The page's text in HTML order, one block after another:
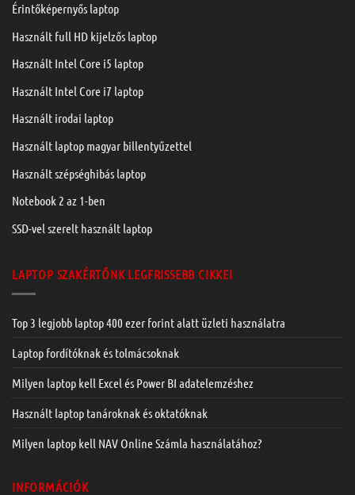
Érintőképernyős laptop
Használt full HD kijelzős laptop
Használt Intel Core i5 laptop
Használt Intel Core i7 laptop
Használt irodai laptop
Használt laptop magyar billentyűzettel
Használt szépséghibás laptop
Notebook 2 az 1-ben
SSD-vel szerelt használt laptop
LAPTOP SZAKÉRTŐNK LEGFRISSEBB CIKKEI
Top 3 legjobb laptop 400 ezer forint alatt üzleti használatra
Laptop fordítóknak és tolmácsoknak
Milyen laptop kell Excel és Power BI adatelemzéshez
Használt laptop tanároknak és oktatóknak
Milyen laptop kell NAV Online Számla használatához?
INFORMÁCIÓK